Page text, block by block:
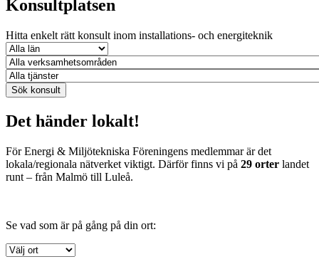
Konsultplatsen
Hitta enkelt rätt konsult inom installations- och energiteknik
Det händer lokalt!
För Energi & Miljötekniska Föreningens medlemmar är det
lokala/regionala nätverket viktigt. Därför finns vi på 29 orter landet
runt – från Malmö till Luleå.
Se vad som är på gång på din ort: